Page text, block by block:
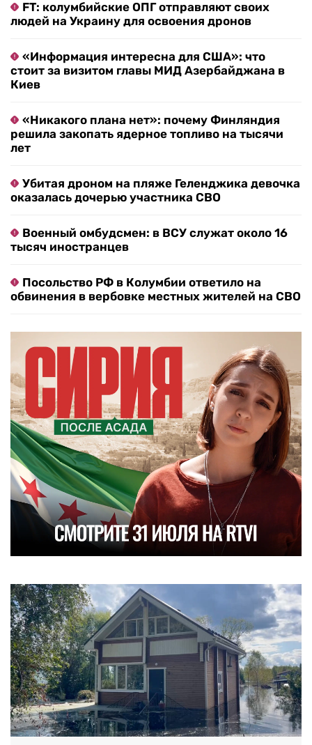
FT: колумбийские ОПГ отправляют своих
людей на Украину для освоения дронов
«Информация интересна для США»: что
стоит за визитом главы МИД Азербайджана в
Киев
«Никакого плана нет»: почему Финляндия
решила закопать ядерное топливо на тысячи
лет
Убитая дроном на пляже Геленджика девочка
оказалась дочерью участника СВО
Военный омбудсмен: в ВСУ служат около 16
тысяч иностранцев
Посольство РФ в Колумбии ответило на
обвинения в вербовке местных жителей на СВО